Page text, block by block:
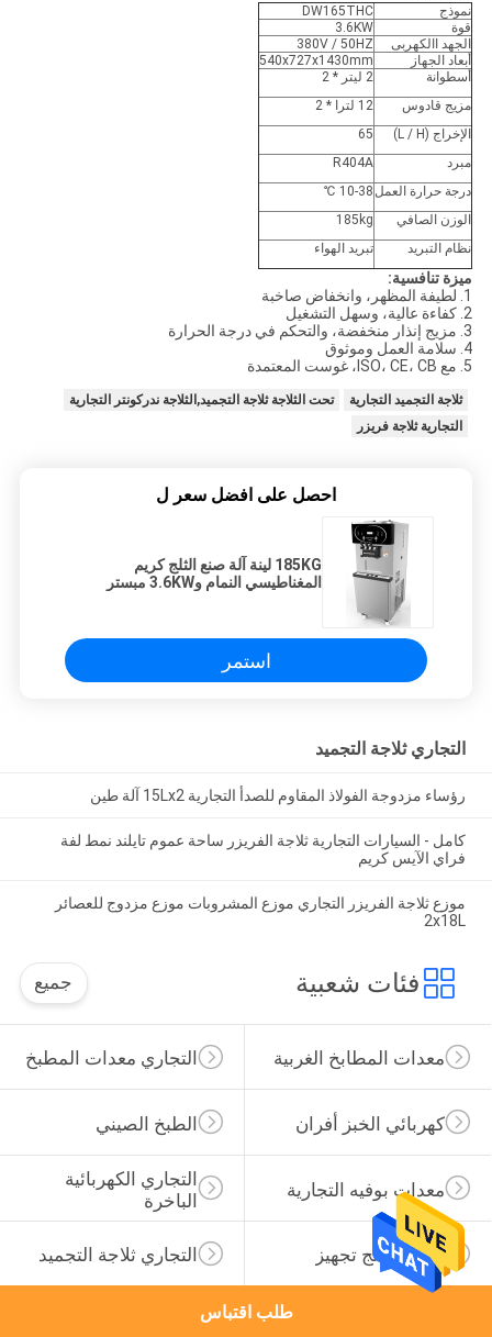
نموذج
DW165THC
قوة
3.6KW
الجهد االكهربى
380V / 50HZ
أبعاد الجهاز
540x727x1430mm
أسطوانة
2 ليتر * 2
مزيج قادوس
12 لترا * 2
الإخراج (L / H)
65
مبرد
R404A
درجة حرارة العمل 10-38 ℃
الوزن الصافي
185kg
نظام التبريد
تبريد الهواء
ميزة تنافسية:
1. لطيفة المظهر، وانخفاض صاخبة
2. كفاءة عالية، وسهل التشغيل
3. مزيج إنذار منخفضة، والتحكم في درجة الحرارة
4. سلامة العمل وموثوق
5. مع ISO، CE، CB، غوست المعتمدة
ثلاجة التجميد التجارية
تحت الثلاجة ثلاجة التجميد,الثلاجة ندركونتر التجارية
التجارية ثلاجة فريزر
احصل على افضل سعر ل
185KG لينة آلة صنع الثلج كريم
المغناطيسي النمام و3.6KW مبستر
استمر
التجاري ثلاجة التجميد
رؤساء مزدوجة الفولاذ المقاوم للصدأ التجارية 15Lx2 آلة طين
كامل - السيارات التجارية ثلاجة الفريزر ساحة عموم تايلند نمط لفة
فراي الآيس كريم
موزع ثلاجة الفريزر التجاري موزع المشروبات موزع مزدوج للعصائر
2x18L
فئات شعبية جميع
التجاري معدات المطبخ معدات المطابخ الغربية
الطبخ الصيني كهربائي الخبز أفران
التجاري الكهربائية
الباخرة
معدات بوفيه التجارية
التجاري ثلاجة التجميد طعام يعالج تجهيز
طلب اقتباس